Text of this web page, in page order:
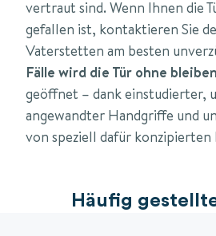
vertraut sind. Wenn Ihnen die
gefallen ist, kontaktieren Sie
Vaterstetten am besten
Fälle wird die Tür ohne
geöffnet – dank einstudierter,
angewandter Handgriffe und
von speziell dafür
Häufig